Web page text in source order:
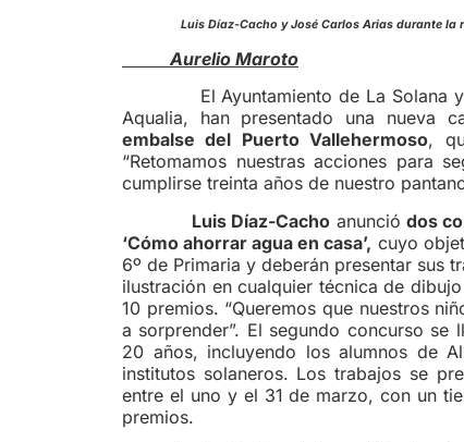
Luis Díaz-Cacho y José Carlos
Aurelio Maroto
El Ayuntamiento de La Solana y la
Aqualia, han presentado una nueva
embalse del Puerto Vallehermoso,
“Retomamos nuestras acciones para
cumplirse treinta años de nuestro
Luis Díaz-Cacho anunciódos
‘Cómo ahorrar agua en casa’, cuyo
6º de Primaria y deberán presentar sus
ilustración en cualquier técnica de
10 premios. “Queremos que nuestros
a sorprender”. El segundo concurso se
20 años, incluyendo los alumnos de
institutos solaneros. Los trabajos se
entre el uno y el 31 de marzo, con un
premios.